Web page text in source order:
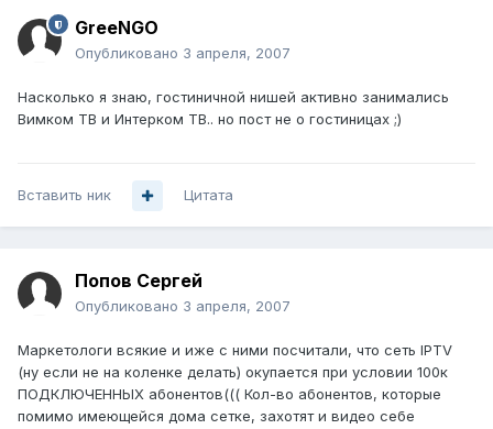
GreeNGO
Опубликовано 3 апреля, 2007
Насколько я знаю, гостиничной нишей активно занимались
Вимком ТВ и Интерком ТВ.. но пост не о гостиницах ;)
Вставить ник Цитата
Попов Сергей
Опубликовано 3 апреля, 2007
Маркетологи всякие и иже с ними посчитали, что сеть IPTV
(ну если не на коленке делать) окупается при условии 100к
ПОДКЛЮЧЕННЫХ абонентов((( Кол-во абонентов, которые
помимо имеющейся дома сетке, захотят и видео себе